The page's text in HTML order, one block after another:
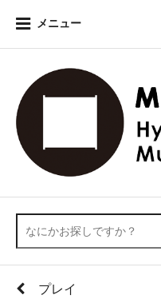
メニュー
プレイ